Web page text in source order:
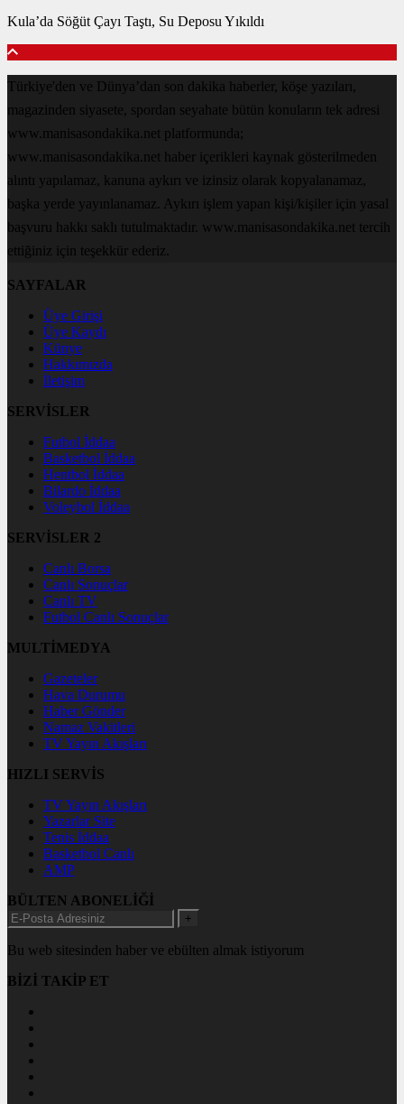
Kula’da Söğüt Çayı Taştı, Su Deposu Yıkıldı
Türkiye'den ve Dünya’dan son dakika haberler, köşe yazıları,
magazinden siyasete, spordan seyahate bütün konuların tek adresi
www.manisasondakika.net platformunda;
www.manisasondakika.net haber içerikleri kaynak gösterilmeden
alıntı yapılamaz, kanuna aykırı ve izinsiz olarak kopyalanamaz,
başka yerde yayınlanamaz. Aykırı işlem yapan kişi/kişiler için yasal
başvuru hakkı saklı tutulmaktadır. www.manisasondakika.net tercih
ettiğiniz için teşekkür ederiz.
SAYFALAR
Üye Girişi
Üye Kaydı
Künye
Hakkımızda
İletişim
SERVİSLER
Futbol İddaa
Basketbol İddaa
Hentbol İddaa
Bilardo İddaa
Voleybol İddaa
SERVİSLER 2
Canlı Borsa
Canlı Sonuçlar
Canlı TV
Futbol Canlı Sonuçlar
MULTİMEDYA
Gazeteler
Hava Durumu
Haber Gönder
Namaz Vakitleri
TV Yayın Akışları
HIZLI SERVİS
TV Yayın Akışları
Yazarlar Site
Tenis İddaa
Basketbol Canlı
AMP
BÜLTEN ABONELİĞİ
+
Bu web sitesinden haber ve ebülten almak istiyorum
BİZİ TAKİP ET